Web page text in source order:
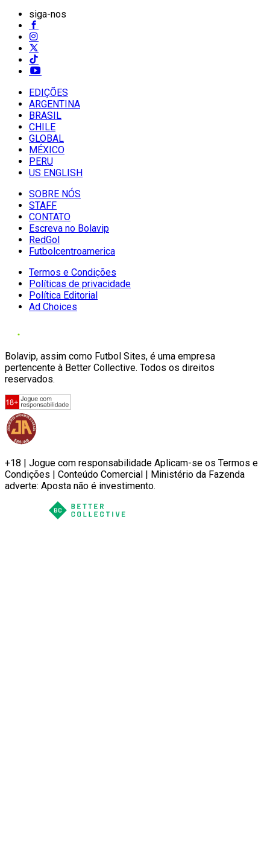
siga-nos
EDIÇÕES
ARGENTINA
BRASIL
CHILE
GLOBAL
MÉXICO
PERU
US ENGLISH
SOBRE NÓS
STAFF
CONTATO
Escreva no Bolavip
RedGol
Futbolcentroamerica
Termos e Condições
Políticas de privacidade
Política Editorial
Ad Choices
Bolavip, assim como Futbol Sites, é uma empresa
pertencente à Better Collective. Todos os direitos
reservados.
+18 | Jogue com responsabilidade Aplicam-se os Termos e
Condições | Conteúdo Comercial | Ministério da Fazenda
adverte: Aposta não é investimento.